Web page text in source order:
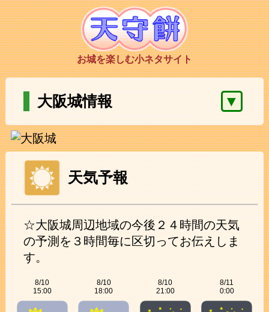
お城を楽しむ小ネタサイト
大阪城情報 ▼
天気予報
☆大阪城周辺地域の今後２４時間の天気
の予測を３時間毎に区切ってお伝えしま
す。
8/10
15:00
8/10
18:00
8/10
21:00
8/11
0:00